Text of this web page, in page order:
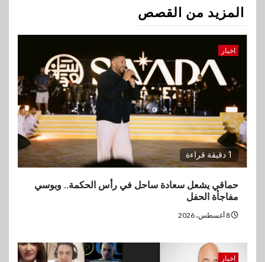
المزيد من القصص
اخبار
1 دقيقة قراءة
حماقي يشعل سعادة ساحل في رأس الحكمة.. وبوسي
مفاجأة الحفل
اخبار